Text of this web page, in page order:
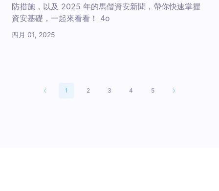
防措施，以及 2025 年的馬偕資安新聞，帶你快速掌握
資安基礎，一起來看看！ 4o
四月 01, 2025
1 2 3 4 5